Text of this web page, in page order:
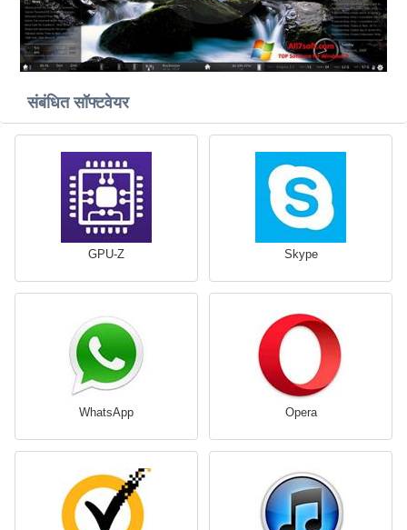
संबंधित सॉफ्टवेयर
GPU-Z Skype
WhatsApp Opera